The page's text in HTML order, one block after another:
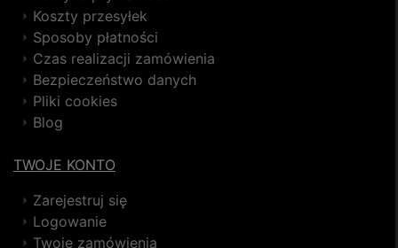
Koszty przesyłek
Sposoby płatności
Czas realizacji zamówienia
Bezpieczeństwo danych
Pliki cookies
Blog
TWOJE KONTO
Zarejestruj się
Logowanie
Twoje zamówienia